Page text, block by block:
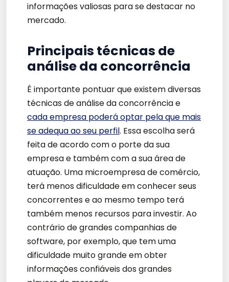
informações valiosas para se destacar no
mercado.
Principais técnicas de
análise da concorrência
É importante pontuar que existem diversas
técnicas de análise da concorrência e
cada empresa poderá optar pela que mais
se adequa ao seu perfil. Essa escolha será
feita de acordo com o porte da sua
empresa e também com a sua área de
atuação. Uma microempresa de comércio,
terá menos dificuldade em conhecer seus
concorrentes e ao mesmo tempo terá
também menos recursos para investir. Ao
contrário de grandes companhias de
software, por exemplo, que tem uma
dificuldade muito grande em obter
informações confiáveis dos grandes